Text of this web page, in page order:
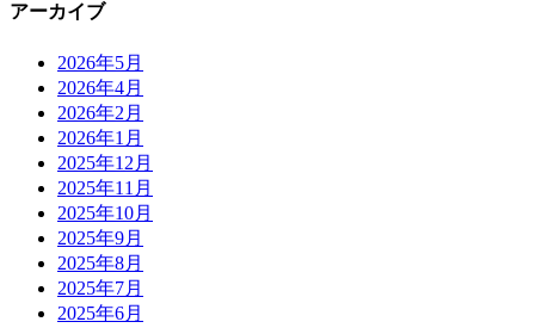
アーカイブ
2026年5月
2026年4月
2026年2月
2026年1月
2025年12月
2025年11月
2025年10月
2025年9月
2025年8月
2025年7月
2025年6月